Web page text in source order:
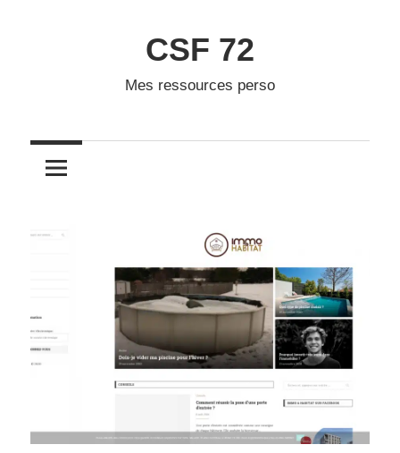
CSF 72
Mes ressources perso